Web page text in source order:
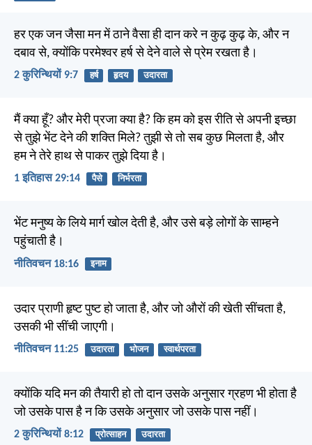
हर एक जन जैसा मन में ठाने वैसा ही दान करे न कुढ़ कुढ़ के, और न
दबाव से, क्योंकि परमेश्वर हर्ष से देने वाले से प्रेम रखता है।
2 कुरिन्थियों 9:7 हर्ष हृदय उदारता
मैं क्या हूँ? और मेरी प्रजा क्या है? कि हम को इस रीति से अपनी इच्छा
से तुझे भेंट देने की शक्ति मिले? तुझी से तो सब कुछ मिलता है, और
हम ने तेरे हाथ से पाकर तुझे दिया है।
1 इतिहास 29:14 पैसे निर्भरता
भेंट मनुष्य के लिये मार्ग खोल देती है, और उसे बड़े लोगों के साम्हने
पहुंचाती है।
नीतिवचन 18:16 इनाम
उदार प्राणी हृष्ट पुष्ट हो जाता है, और जो औरों की खेती सींचता है,
उसकी भी सींची जाएगी।
नीतिवचन 11:25 उदारता भोजन स्वार्थपरता
क्योंकि यदि मन की तैयारी हो तो दान उसके अनुसार ग्रहण भी होता है
जो उसके पास है न कि उसके अनुसार जो उसके पास नहीं।
2 कुरिन्थियों 8:12 प्रोत्साहन उदारता